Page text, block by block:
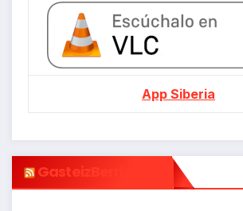
App Siberia
GasteizBerri.com